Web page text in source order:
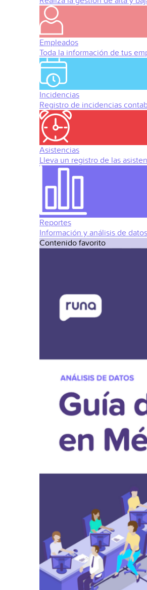
Empleados
Toda la información de tus
Incidencias
Registro de incidencias
Asistencias
Lleva un registro de las
Reportes
Información y análisis de
Contenido favorito